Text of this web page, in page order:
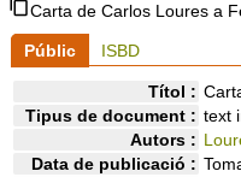
Carta de Carlos Loures a
Públic ISBD
Títol :
Tipus de document : text
Autors :
Data de publicació :